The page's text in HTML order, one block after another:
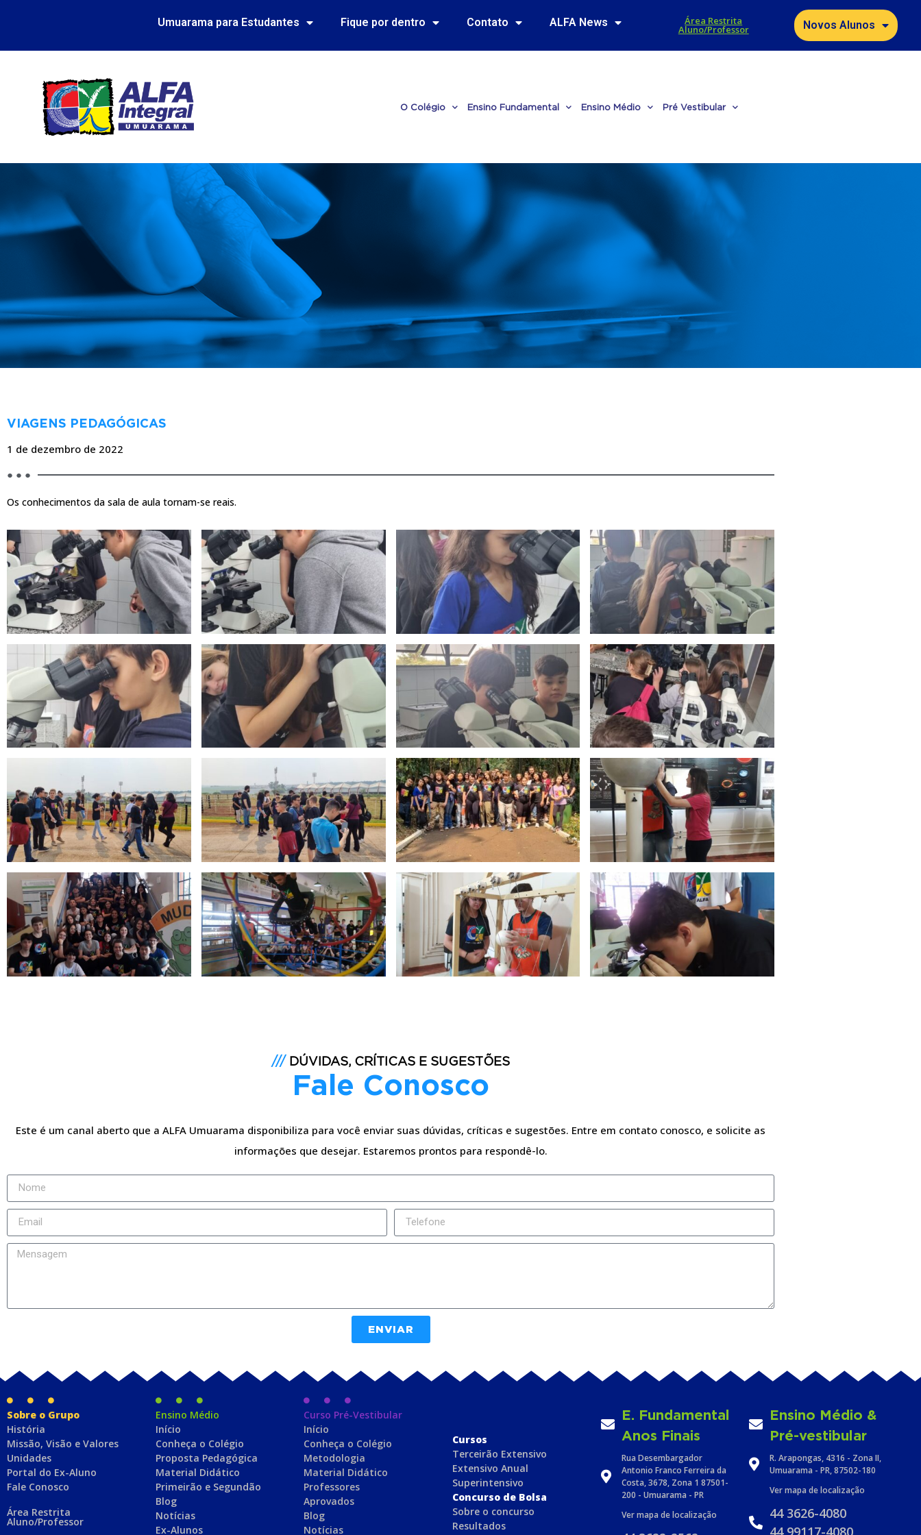
Umuarama para Estudantes Fique por dentro Contato ALFA News Área Restrita
Aluno/Professor Novos Alunos
O Colégio Ensino Fundamental Ensino Médio Pré Vestibular
BLOG
VIAGENS PEDAGÓGICAS
1 de dezembro de 2022
● ● ●
Os conhecimentos da sala de aula tornam-se reais.
/// DÚVIDAS, CRÍTICAS E SUGESTÕES
Fale Conosco
Este é um canal aberto que a ALFA Umuarama disponibiliza para você enviar suas dúvidas, críticas e sugestões. Entre em contato conosco, e solicite as
informações que desejar. Estaremos prontos para respondê-lo.
ENVIAR
Sobre o Grupo
História
Missão, Visão e Valores
Unidades
Portal do Ex-Aluno
Fale Conosco
Área Restrita
Aluno/Professor
Ensino Médio
Início
Conheça o Colégio
Proposta Pedagógica
Material Didático
Primeirão e Segundão
Blog
Notícias
Ex-Alunos
Curso Pré-Vestibular
Início
Conheça o Colégio
Metodologia
Material Didático
Professores
Aprovados
Blog
Notícias
Cursos
Terceirão Extensivo
Extensivo Anual
Superintensivo
Concurso de Bolsa
Sobre o concurso
Resultados
E. Fundamental
Anos Finais
Rua Desembargador
Antonio Franco Ferreira da
Costa, 3678, Zona 1 87501-
200 - Umuarama - PR
Ver mapa de localização
Ensino Médio &
Pré-vestibular
R. Arapongas, 4316 - Zona II,
Umuarama - PR, 87502-180
Ver mapa de localização
44 3626-4080
44 99117-4080